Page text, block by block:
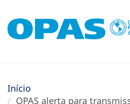
Início
OPAS alerta para